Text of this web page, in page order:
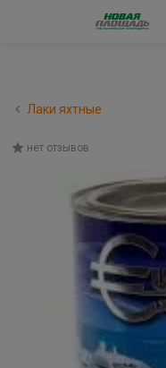
Лаки яхтные
нет отзывов